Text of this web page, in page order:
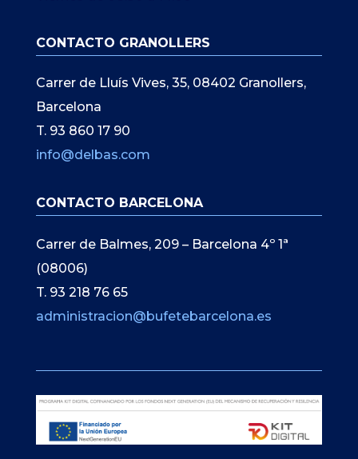
CONTACTO GRANOLLERS
Carrer de Lluís Vives, 35, 08402 Granollers,
Barcelona
T. 93 860 17 90
info@delbas.com
CONTACTO BARCELONA
Carrer de Balmes, 209 – Barcelona 4º 1ª
(08006)
T. 93 218 76 65
administracion@bufetebarcelona.es